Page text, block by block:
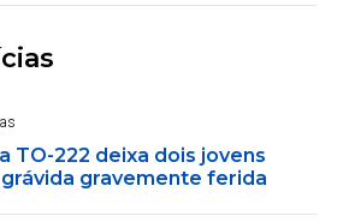
TO-222 deixa dois jovens
gravemente ferida